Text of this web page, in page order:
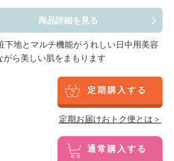
商品詳細を見る
下地とマルチ機能がうれしい日中用美容
ら美しい肌をまもります
定期購入する
定期お届けおトク便とは＞
通常購入する